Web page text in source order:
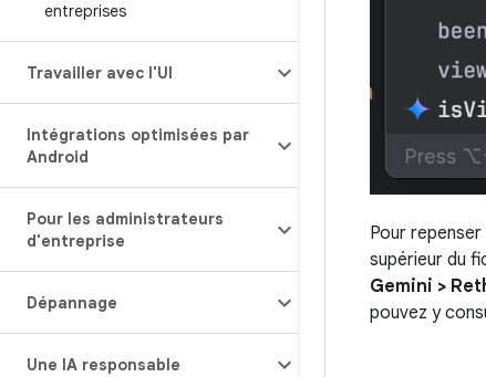
entreprises
Travailler avec l'UI
Intégrations optimisées par
Android
Pour les administrateurs
d'entreprise
Dépannage
Une IA responsable
Pour
supérieur du
Gemini >
pouvez y